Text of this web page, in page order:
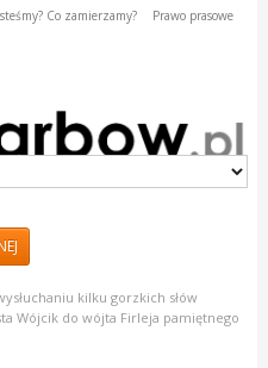
Co zamierzamy? Prawo prasowe
- Zadzwoń lub napisz do
tel. 695 324 999
kilku gorzkich słów
Wójcik do wójta Firleja pamiętnego